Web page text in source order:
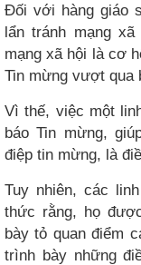
Đối với hàng giáo
lẩn tránh mạng
mạng xã hội là cơ
Tin mừng vượt qua
Vì thế, việc một
báo Tin mừng,
điệp tin mừng, là
Tuy nhiên, các
thức rằng, họ
bày tỏ quan điểm
trình bày những